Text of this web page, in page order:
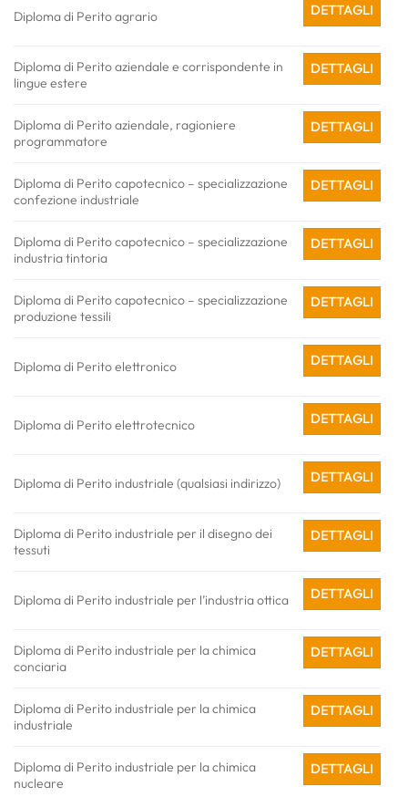
Diploma di Perito agrario DETTAGLI
Diploma di Perito aziendale e corrispondente in
lingue estere
DETTAGLI
Diploma di Perito aziendale, ragioniere
programmatore
DETTAGLI
Diploma di Perito capotecnico – specializzazione
confezione industriale
DETTAGLI
Diploma di Perito capotecnico – specializzazione
industria tintoria
DETTAGLI
Diploma di Perito capotecnico – specializzazione
produzione tessili
DETTAGLI
Diploma di Perito elettronico DETTAGLI
Diploma di Perito elettrotecnico DETTAGLI
Diploma di Perito industriale (qualsiasi indirizzo) DETTAGLI
Diploma di Perito industriale per il disegno dei
tessuti
DETTAGLI
Diploma di Perito industriale per l’industria ottica DETTAGLI
Diploma di Perito industriale per la chimica
conciaria
DETTAGLI
Diploma di Perito industriale per la chimica
industriale
DETTAGLI
Diploma di Perito industriale per la chimica
nucleare
DETTAGLI